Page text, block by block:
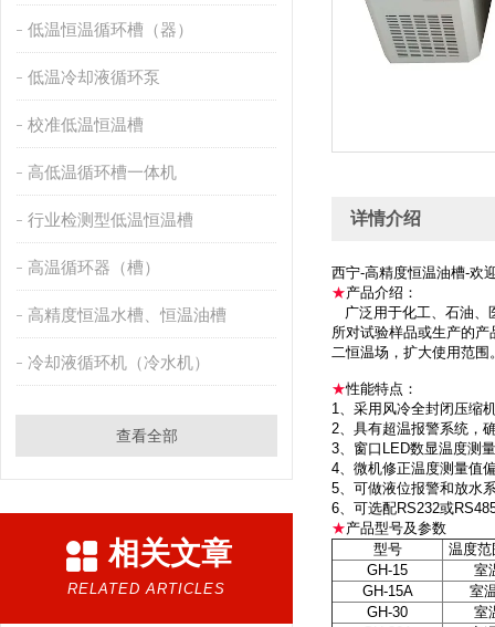
低温恒温循环槽（器）
低温冷却液循环泵
校准低温恒温槽
高低温循环槽一体机
行业检测型低温恒温槽
高温循环器（槽）
高精度恒温水槽、恒温油槽
冷却液循环机（冷水机）
查看全部
相关文章
RELATED ARTICLES
详情介绍
西宁-高精度恒温油槽-欢
★产品介绍：
广泛用于化工、石油、
所对试验样品或生产的
二恒温场，扩大使用范围
★性能特点：
1、采用风冷全封闭压缩
2、具有超温报警系统，
3、窗口LED数显温度测
4、微机修正温度测量值
5、可做液位报警和放水
6、可选配RS232或
★产品型号及参数
型号
温度
GH-15
室
GH-15A
室
GH-30
室